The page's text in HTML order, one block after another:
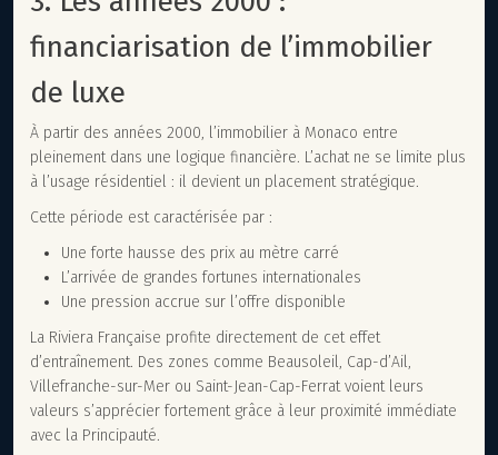
financiarisation de l’immobilier
de luxe
À partir des années 2000, l’immobilier à Monaco entre
pleinement dans une logique financière. L’achat ne se limite plus
à l’usage résidentiel : il devient un placement stratégique.
Cette période est caractérisée par :
Une forte hausse des prix au mètre carré
L’arrivée de grandes fortunes internationales
Une pression accrue sur l’offre disponible
La Riviera Française profite directement de cet effet
d’entraînement. Des zones comme Beausoleil, Cap-d’Ail,
Villefranche-sur-Mer ou Saint-Jean-Cap-Ferrat voient leurs
valeurs s’apprécier fortement grâce à leur proximité immédiate
avec la Principauté.